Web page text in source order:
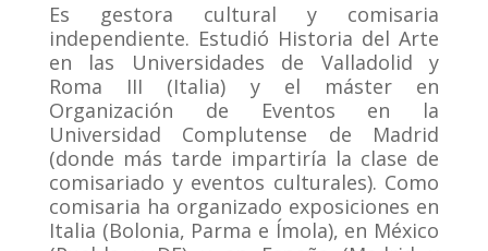
Es gestora cultural y comisaria
independiente. Estudió Historia del Arte
en las Universidades de Valladolid y
Roma III (Italia) y el máster en
Organización de Eventos en la
Universidad Complutense de Madrid
(donde más tarde impartiría la clase de
comisariado y eventos culturales). Como
comisaria ha organizado exposiciones en
Italia (Bolonia, Parma e Ímola), en México